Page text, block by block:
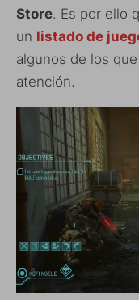
Store. Es por ello
un listado de
algunos de los
atención.